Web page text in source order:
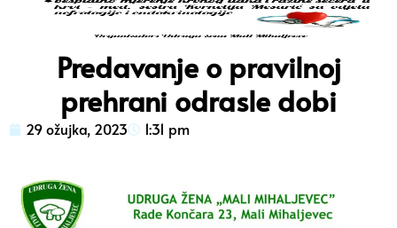
Predavanje o pravilnoj
prehrani odrasle dobi
29 ožujka, 2023 1:31 pm